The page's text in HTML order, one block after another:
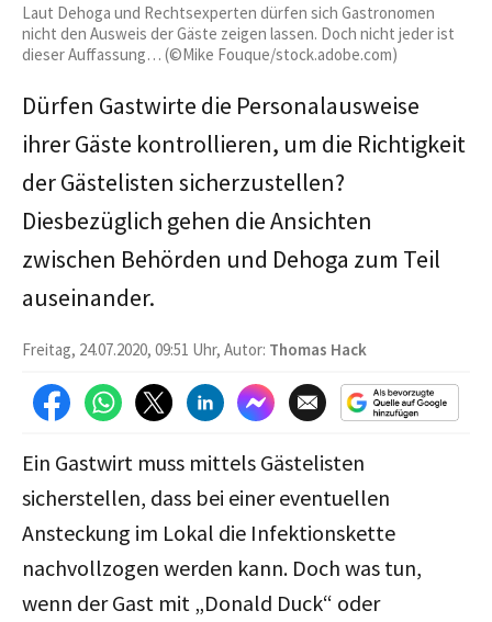
Laut Dehoga und Rechtsexperten dürfen sich Gastronomen
nicht den Ausweis der Gäste zeigen lassen. Doch nicht jeder ist
dieser Auffassung… (©Mike Fouque/stock.adobe.com)
Dürfen Gastwirte die Personalausweise
ihrer Gäste kontrollieren, um die Richtigkeit
der Gästelisten sicherzustellen?
Diesbezüglich gehen die Ansichten
zwischen Behörden und Dehoga zum Teil
auseinander.
Freitag, 24.07.2020, 09:51 Uhr, Autor: Thomas Hack
Ein Gastwirt muss mittels Gästelisten
sicherstellen, dass bei einer eventuellen
Ansteckung im Lokal die Infektionskette
nachvollzogen werden kann. Doch was tun,
wenn der Gast mit „Donald Duck“ oder